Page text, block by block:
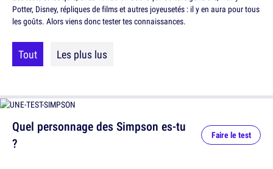
Potter, Disney, répliques de films et autres joyeusetés : il y en aura pour tous
les goûts. Alors viens donc tester tes connaissances.
Tout Les plus lus
Quel personnage des Simpson es-tu
?
Faire le test